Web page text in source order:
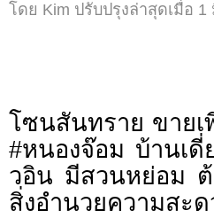
โดย Kim ปรับปรุงล่าสุดเมื่อ 1
โซนสันทราย ขายเ
#หนองจ๊อม บ้านเดี่
วอิน มีสวนหย่อม ต้
สิ่งอำนวยความสะ